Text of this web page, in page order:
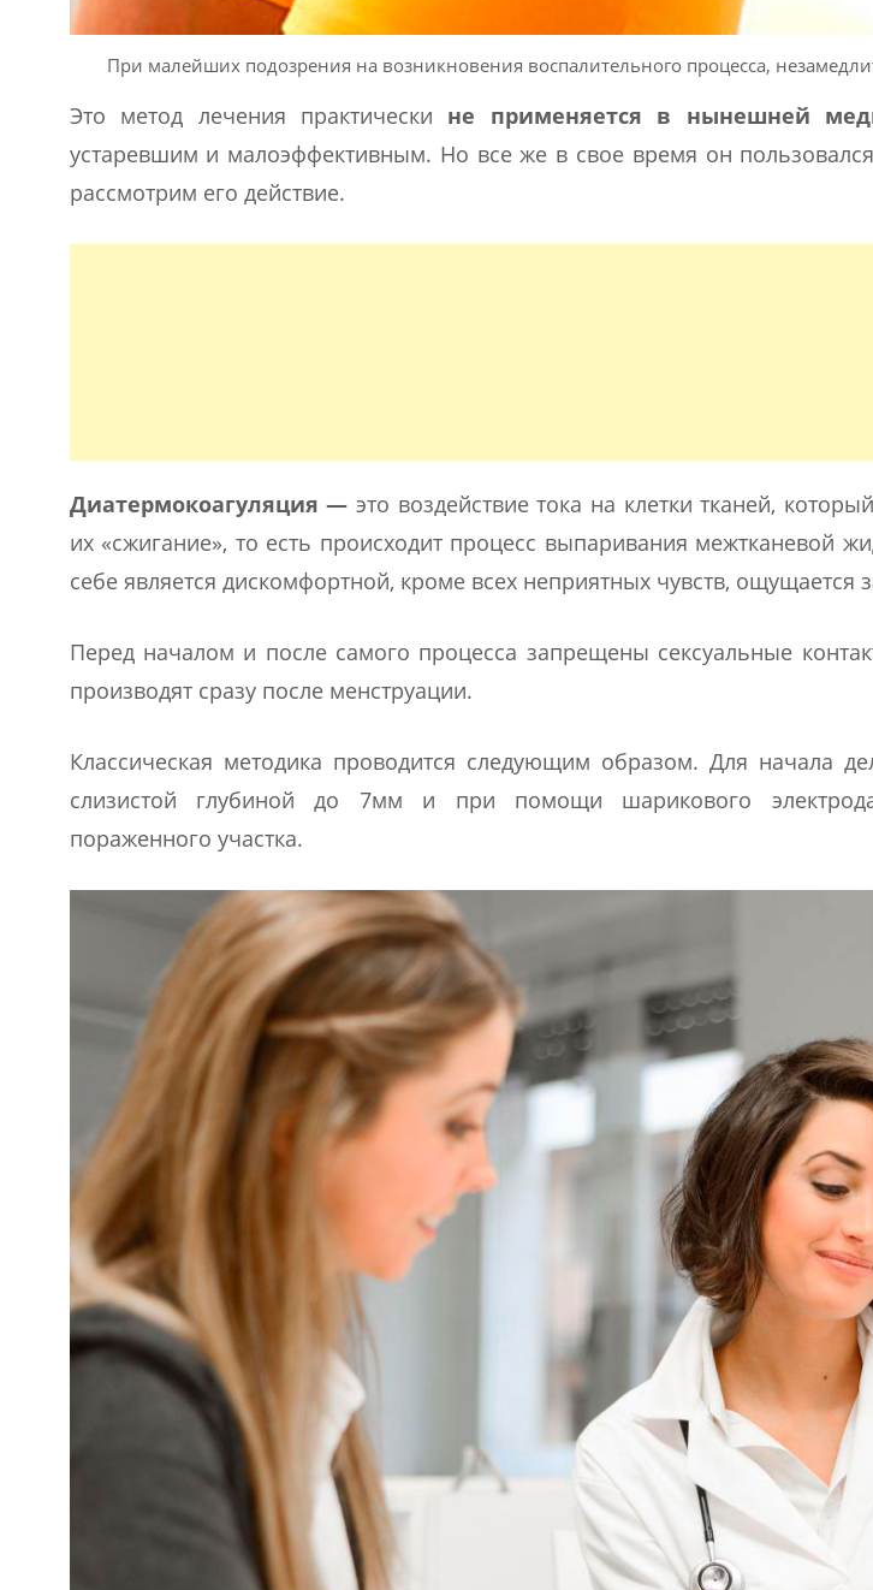
При малейших подозрения на возникновения воспалительного процесса,
Это метод лечения практически не применяется в нынешней
устаревшим и малоэффективным. Но все же в свое время он
рассмотрим его действие.
Диатермокоагуляция — это воздействие тока на клетки тканей,
их «сжигание», то есть происходит процесс выпаривания межтканевой
себе является дискомфортной, кроме всех неприятных чувств, ощущается
Перед началом и после самого процесса запрещены сексуальные
производят сразу после менструации.
Классическая методика проводится следующим образом. Для начала
слизистой глубиной до 7мм и при помощи шарикового
пораженного участка.